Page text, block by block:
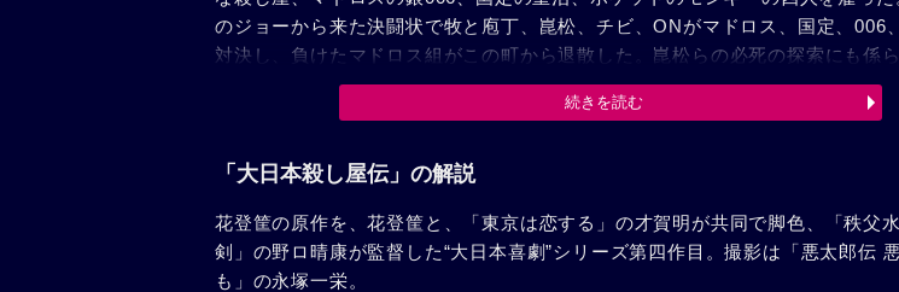
のジョーから来た決闘状で牧と庖丁、崑松、チビ、ONがマドロス、国定、006
対決し、負けたマドロス組がこの町から退散した。崑松らの必死の探索にも係
は一向姿を現わさず、遂に五光会のメンバーは雲井一人になってしまった。が、
がバレた。雲井がボスの利権を一人じめにしようと、安西と共謀してジョーの名
に利用されて怒った殺し屋たちは、次郎に味方して安西一派を倒した。自首して
車とは誰も知らなかった……。
続きを読む
「大日本殺し屋伝」の解説
花登筐の原作を、花登筐と、「東京は恋する」の才賀明が共同で脚色、「秩父
剣」の野ロ晴康が監督した“大日本喜劇”シリーズ第四作目。撮影は「悪太郎伝
も」の永塚一栄。